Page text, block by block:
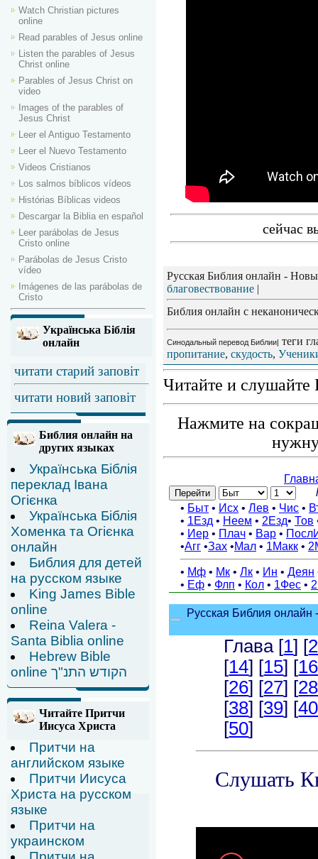
Watch Christian pictures
online
Read parables of Jesus online
Listen the parables of Jesus
Christ online
Parables of Jesus Christ on
video
Images of the parables of
Jesus Christ
Leer el Antiguo Testamento
Leer el Nuevo Testamento
Videos Cristianos
Los salmos bíblicos vídeos
Histórias Bíblicas videos
Descargar la Biblia en español
Leer parábolas de Jesus
Cristo online
Parábolas de Jesus Cristo
vídeo
Imágenes de las parábolas de
Cristo
Українська Біблія
онлайн
читати старий заповіт
читати новий заповіт
Библия онлайн на
других языках
Українська Біблія
переклад Івана
Огієнка
Українська Біблія
Хоменка та Огієнка
онлайн
Библия для детей
на русском языке
King James Bible
online
Reina Valera -
Santa Biblia online
Hebrew Bible
online הקודש התנ"ך
Читайте Притчи
Иисуса Христа
Притчи на
английском языке
Притчи Иисуса
Христа на русском
языке
Притчи на
украинском
сейчас
Русская Библия онлайн -
благовествование |
Библия онлайн с
Синодальный перевод Библии| теги
пропитание, скудость,
Читайте и слушайте
Нажмите на